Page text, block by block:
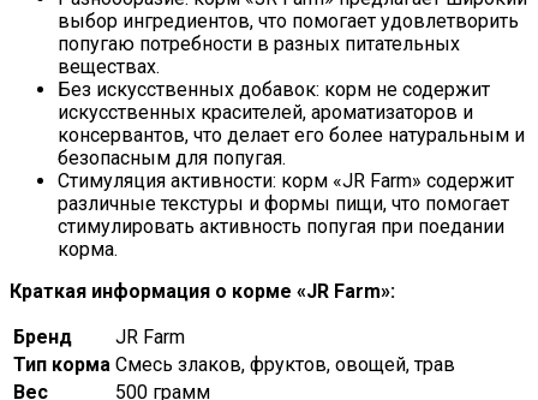
выбор ингредиентов, что помогает удовлетворить
попугаю потребности в разных питательных
веществах.
Без искусственных добавок: корм не содержит
искусственных красителей, ароматизаторов и
консервантов, что делает его более натуральным и
безопасным для попугая.
Стимуляция активности: корм «JR Farm» содержит
различные текстуры и формы пищи, что помогает
стимулировать активность попугая при поедании
корма.
Краткая информация о корме «JR Farm»:
Бренд
JR Farm
Тип корма Смесь злаков, фруктов, овощей, трав
Вес
500 грамм